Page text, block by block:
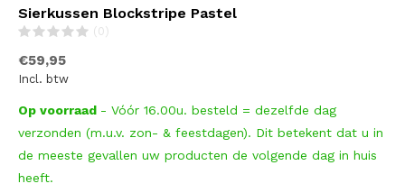
Sierkussen Blockstripe Pastel
(0)
€59,95
Incl. btw
Op voorraad - Vóór 16.00u. besteld = dezelfde dag
verzonden (m.u.v. zon- & feestdagen). Dit betekent dat u in
de meeste gevallen uw producten de volgende dag in huis
heeft.